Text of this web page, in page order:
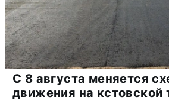
С 8 августа меняется
движения на кстовской